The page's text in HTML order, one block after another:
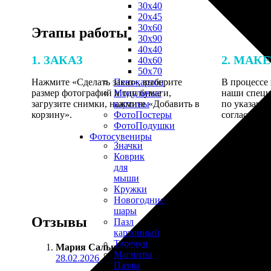
30х40
20х45
30х60
30х90
40х40
40х60
50х70
Пенокартон
Модульные
картины
ФотоПостеры
ФотоПодушки
Фотоcувениры
Значки
Коврик
для
мыши
Кружки
Новогодние
шары
Пазл
картонный
Тарелки
Магниты
Пазлы
Этапы работы
1. ЗАКАЗ
Нажмите «Сделать заказ», выберите
размер фотографий и тип бумаги,
загрузите снимки, нажмите «Добавить в
корзину».
2.
В процессе
наши
по
Отзывы
Мария Сальникова :
28.02.2026